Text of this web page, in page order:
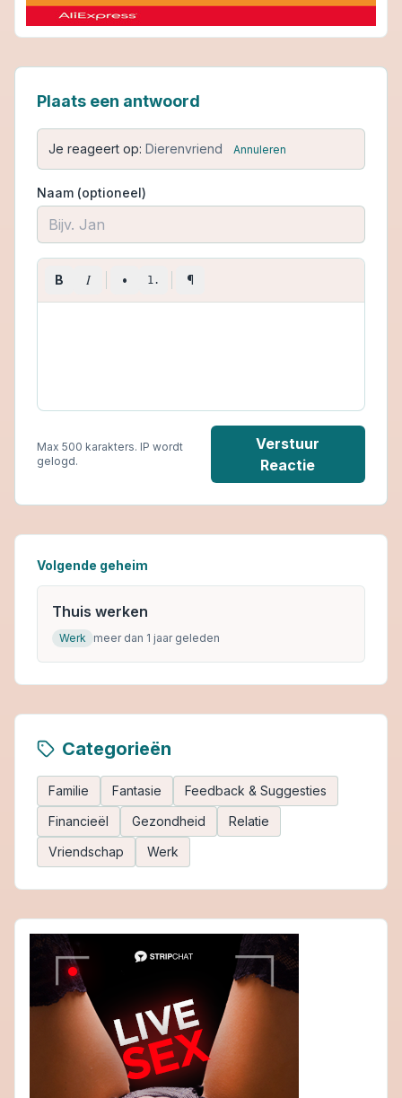
Plaats een antwoord
Je reageert op: Dierenvriend Annuleren
Naam (optioneel)
B I • 1. ¶
Max 500 karakters. IP wordt
gelogd.
Verstuur
Reactie
Volgende geheim
Thuis werken
Werk meer dan 1 jaar geleden
Categorieën
Familie Fantasie
Feedback & Suggesties
Financieël
Gezondheid
Relatie
Vriendschap
Werk